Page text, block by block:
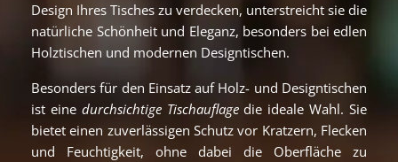
Design Ihres Tisches zu verdecken, unterstreicht sie die
natürliche Schönheit und Eleganz, besonders bei edlen
Holztischen und modernen Designtischen.
Besonders für den Einsatz auf Holz- und Designtischen
ist eine durchsichtige Tischauflagedie ideale Wahl. Sie
bietet einen zuverlässigen Schutz vor Kratzern, Flecken
und Feuchtigkeit, ohne dabei die Oberfläche zu